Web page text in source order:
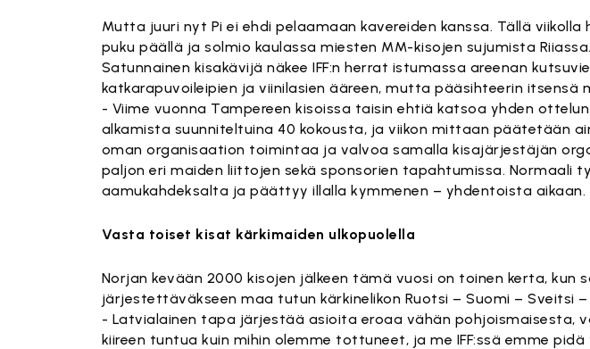
Mutta juuri nyt Pi ei ehdi pelaamaan kavereiden kanssa. Tällä
puku päällä ja solmio kaulassa miesten MM-kisojen sujumista Riiassa.
Satunnainen kisakävijä näkee IFF:n herrat istumassa areenan
katkarapuvoileipien ja viinilasien ääreen, mutta pääsihteerin itsensä
- Viime vuonna Tampereen kisoissa taisin ehtiä katsoa yhden
alkamista suunniteltuina 40 kokousta, ja viikon mittaan päätetään
oman organisaation toimintaa ja valvoa samalla kisajärjestäjän
paljon eri maiden liittojen sekä sponsorien tapahtumissa. Normaali
aamukahdeksalta ja päättyy illalla kymmenen – yhdentoista aikaan.
Vasta toiset kisat kärkimaiden ulkopuolella
Norjan kevään 2000 kisojen jälkeen tämä vuosi on toinen kerta, kun
järjestettäväkseen maa tutun kärkinelikon Ruotsi – Suomi – Sveitsi –
- Latvialainen tapa järjestää asioita eroaa vähän pohjoismaisesta,
kiireen tuntua kuin mihin olemme tottuneet, ja me IFF:ssä emme